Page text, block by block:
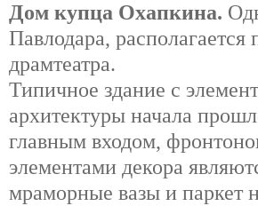
Дом купца Охапкина.
Павлодара,
драмтеатра.
Типичное здание с
архитектуры начала
главным входом,
элементами декора
мраморные вазы и